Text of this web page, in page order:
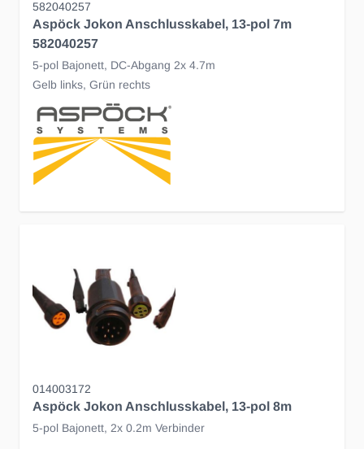
582040257
Aspöck Jokon Anschlusskabel, 13-pol 7m
582040257
5-pol Bajonett, DC-Abgang 2x 4.7m
Gelb links, Grün rechts
014003172
Aspöck Jokon Anschlusskabel, 13-pol 8m
5-pol Bajonett, 2x 0.2m Verbinder